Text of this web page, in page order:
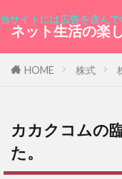
当サイトには広告を含んで
ネット生活の楽
HOME 株式
カカクコムの
た。